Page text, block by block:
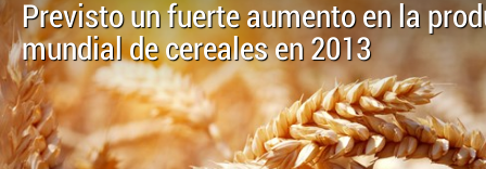
Previsto un fuerte aumento en la
mundial de cereales en 2013